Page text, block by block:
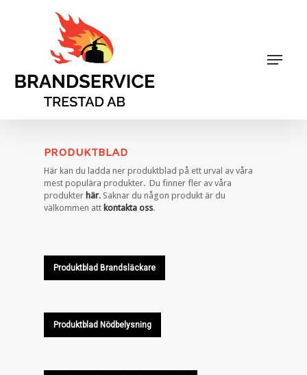
Menu
PRODUKTBLAD
Här kan du ladda ner produktblad på ett urval av våra
mest populära produkter. Du finner fler av våra
produkter här. Saknar du någon produkt är du
välkommen att kontakta oss.
Produktblad Brandsläckare
Produktblad Nödbelysning